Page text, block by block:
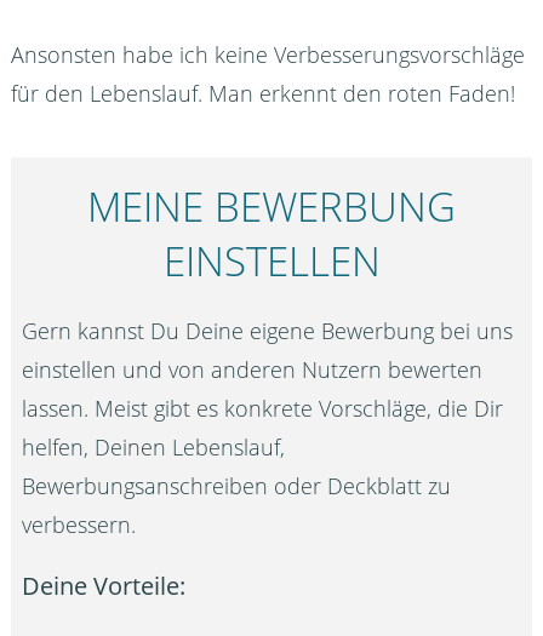
Ansonsten habe ich keine Verbesserungsvorschläge
für den Lebenslauf. Man erkennt den roten Faden!
MEINE BEWERBUNG
EINSTELLEN
Gern kannst Du Deine eigene Bewerbung bei uns
einstellen und von anderen Nutzern bewerten
lassen. Meist gibt es konkrete Vorschläge, die Dir
helfen, Deinen Lebenslauf,
Bewerbungsanschreiben oder Deckblatt zu
verbessern.
Deine Vorteile: